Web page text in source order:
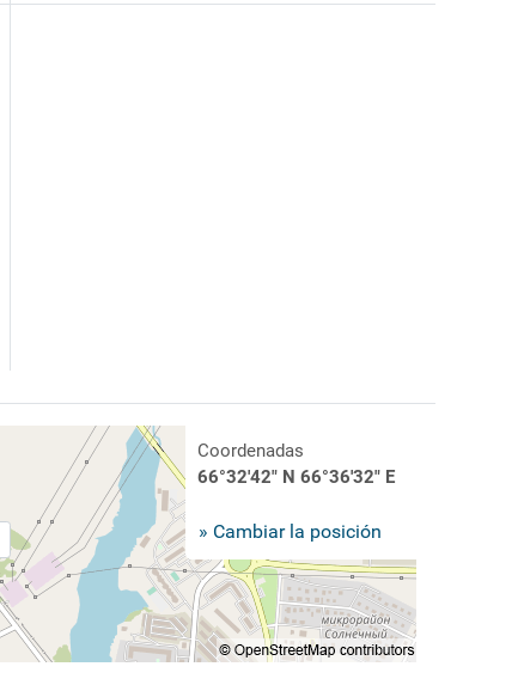
Coordenadas
66°32'42" N 66°36'32" E
» Cambiar la posición